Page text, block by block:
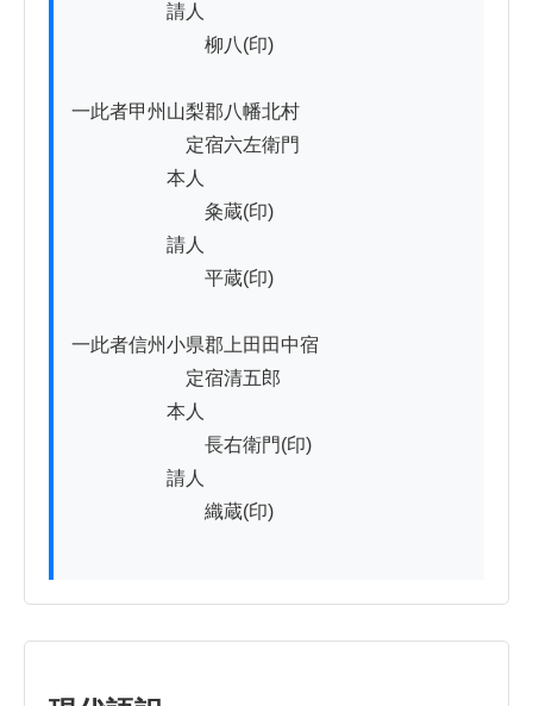
請人
柳八(印)
一此者甲州山梨郡八幡北村
定宿六左衛門
本人
粂蔵(印)
請人
平蔵(印)
一此者信州小県郡上田田中宿
定宿清五郎
本人
長右衛門(印)
請人
織蔵(印)